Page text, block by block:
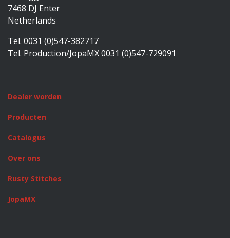
7468 DJ Enter
Netherlands
Tel. 0031 (0)547-382717
Tel. Production/JopaMX 0031 (0)547-729091
Dealer worden
Producten
Catalogus
Over ons
Rusty Stitches
JopaMX